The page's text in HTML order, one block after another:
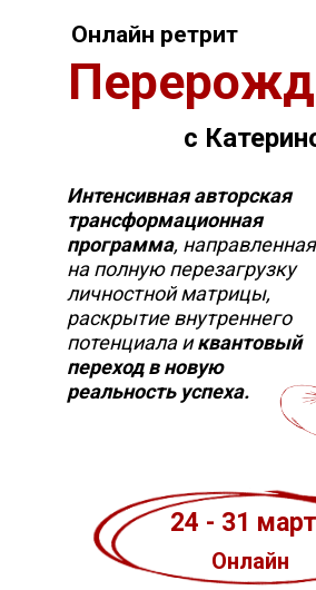
Онлайн
24 - 31
с
Онлайн ретрит
Интенсивная авторская
трансформационная
программа, направленная
на полную перезагрузку
личностной матрицы,
раскрытие внутреннего
потенциала иквантовый
переход в новую
реальность успеха.